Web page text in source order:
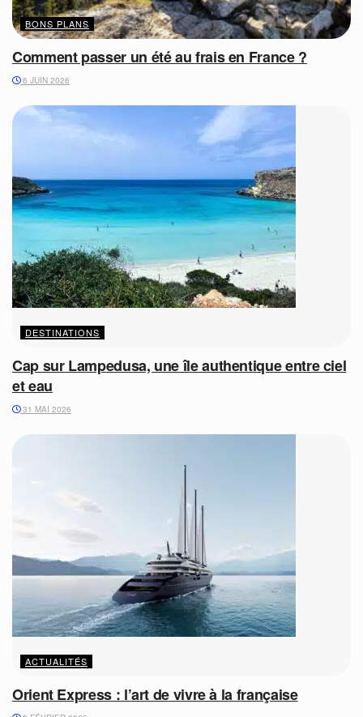
BONS PLANS
Comment passer un été au frais en France ?
6 JUIN 2026
DESTINATIONS
Cap sur Lampedusa, une île authentique entre ciel
et eau
31 MAI 2026
ACTUALITÉS
Orient Express : l’art de vivre à la française